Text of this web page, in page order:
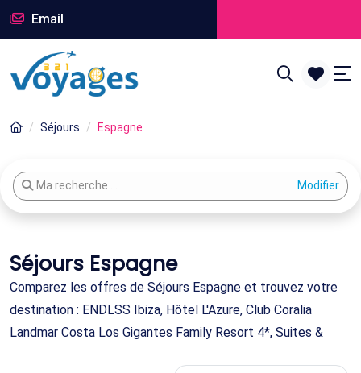
Email
Séjours Espagne
Modifier votre recherche
Ma recherche ...
Séjours Espagne
Comparez les offres de Séjours Espagne et trouvez votre
destination : ENDLSS Ibiza, Hôtel L'Azure, Club Coralia
Landmar Costa Los Gigantes Family Resort 4*, Suites &